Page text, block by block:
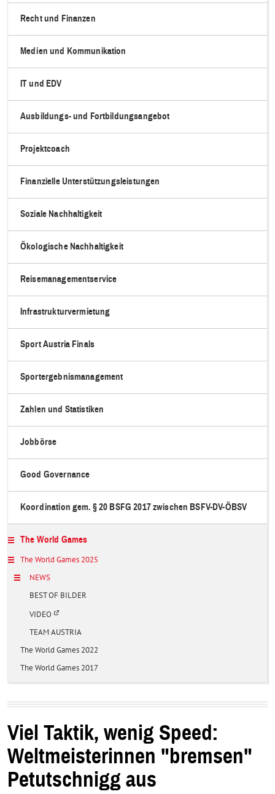
Recht und Finanzen
Medien und Kommunikation
IT und EDV
Ausbildungs- und Fortbildungsangebot
Projektcoach
Finanzielle Unterstützungsleistungen
Soziale Nachhaltigkeit
Ökologische Nachhaltigkeit
Reisemanagementservice
Infrastrukturvermietung
Sport Austria Finals
Sportergebnismanagement
Zahlen und Statistiken
Jobbörse
Good Governance
Koordination gem. § 20 BSFG 2017 zwischen BSFV-DV-ÖBSV
The World Games
The World Games 2025
NEWS
BEST OF BILDER
VIDEO
f
n
t
n
i
u
e
F
e
s
t
TEAM AUSTRIA
The World Games 2022
The World Games 2017
Viel Taktik, wenig Speed:
Weltmeisterinnen "bremsen"
Petutschnigg aus